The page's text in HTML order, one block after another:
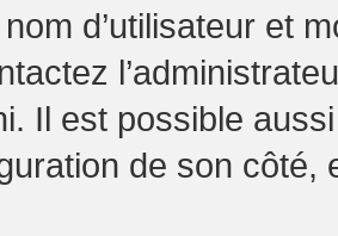
d’utilisateur et
Il est possible
de son côté,